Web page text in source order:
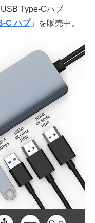
Type-Cハブ
C ハブ」を販売中。